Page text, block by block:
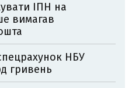
ІПН на
вимагав
НБУ
гривень